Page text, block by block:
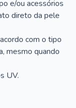
e/ou acessórios
direto da pele
com o tipo
mesmo quando
UV.